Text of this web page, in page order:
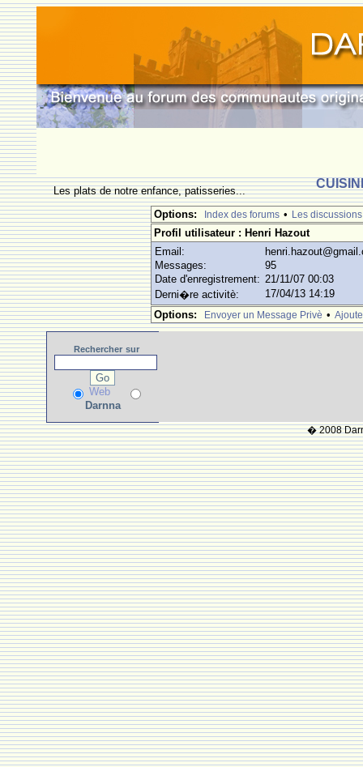
Les plats de notre enfance, patisseries...
Options:
Index des forums • Les discussions
Profil utilisateur : Henri Hazout
Email:
Messages:
95
Date d'enregistrement: 21/11/07 00:03
Derni�re activitè:
17/04/13 14:19
Options:
Envoyer un Message Privè •
Rechercher sur
Web
Darnna
� 2008